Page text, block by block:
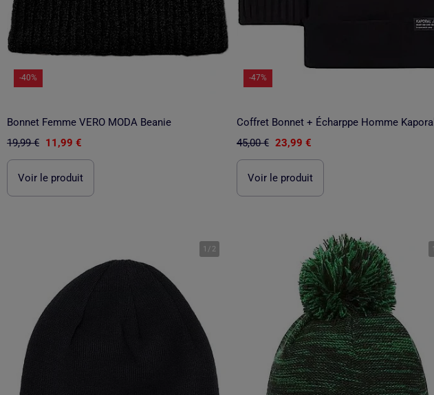
-40%
Bonnet Femme VERO MODA Beanie
19,99 € 11,99 €
Voir le produit
-47%
Coffret Bonnet + Écharppe Homme Kaporal
45,00 € 23,99 €
Voir le produit
1 / 2 1